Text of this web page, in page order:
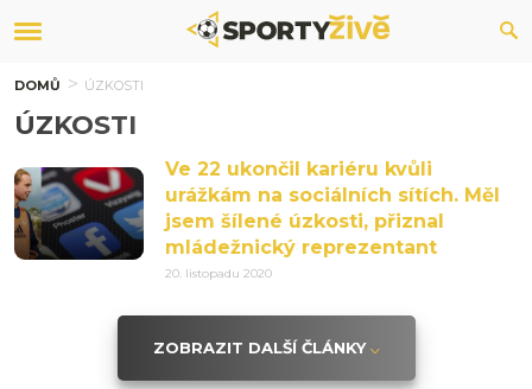
DOMŮ ÚZKOSTI
ÚZKOSTI
Ve 22 ukončil kariéru kvůli
urážkám na sociálních sítích. Měl
jsem šílené úzkosti, přiznal
mládežnický reprezentant
20. listopadu 2020
ZOBRAZIT DALŠÍ ČLÁNKY